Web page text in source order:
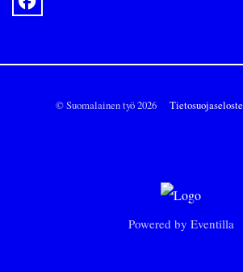
© Suomalainen työ 2026 Tietosuojaseloste
Powered by Eventilla